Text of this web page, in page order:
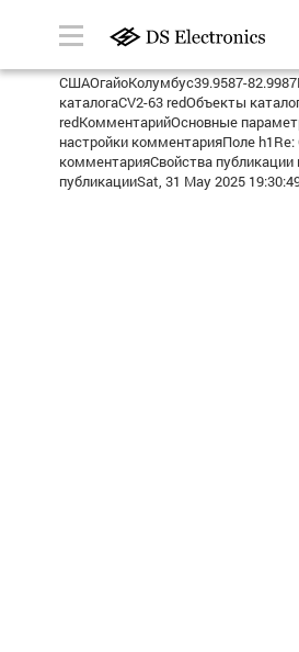
СШАОгайоКолумбус39.9587-
каталогаCV2-63 redОбъекты
redКомментарийОсновные
настройки комментарияПоле h1Re:
комментарияСвойства
публикацииSat, 31 May 2025